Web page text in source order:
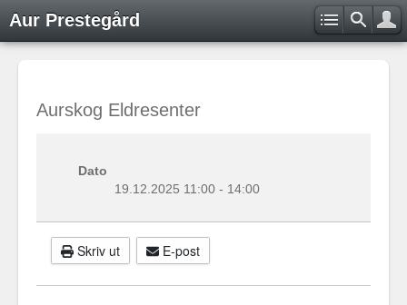
Aur Prestegård
Aurskog Eldresenter
Dato
19.12.2025 11:00 - 14:00
Skriv ut E-post